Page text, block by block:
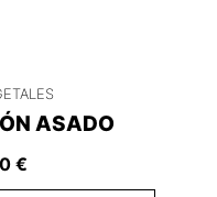
ASADO
€